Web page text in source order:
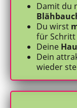
Damit du
Du wirst
für Schritt
Deine
Dein
wieder